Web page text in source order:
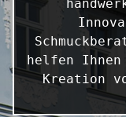
helfen
Kreation